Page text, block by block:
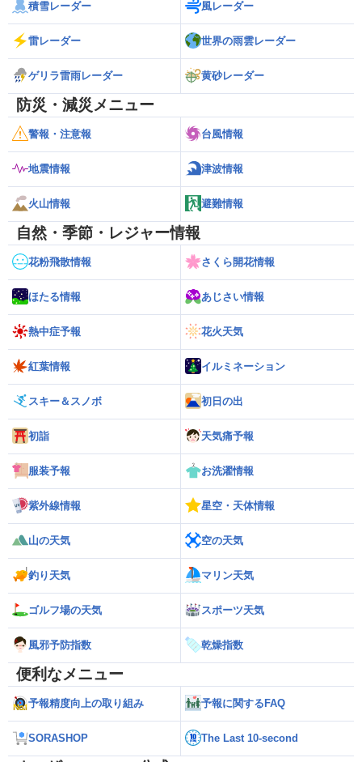
積雪レーダー 風レーダー
雷レーダー 世界の雨雲レーダー
ゲリラ雷雨レーダー 黄砂レーダー
防災・減災メニュー
警報・注意報 台風情報
地震情報 津波情報
火山情報 避難情報
自然・季節・レジャー情報
花粉飛散情報 さくら開花情報
ほたる情報 あじさい情報
熱中症予報 花火天気
紅葉情報 イルミネーション
スキー＆スノボ 初日の出
初詣 天気痛予報
服装予報 お洗濯情報
紫外線情報 星空・天体情報
山の天気 空の天気
釣り天気 マリン天気
ゴルフ場の天気 スポーツ天気
風邪予防指数 乾燥指数
便利なメニュー
予報精度向上の取り組み 予報に関するFAQ
SORASHOP The Last 10-second